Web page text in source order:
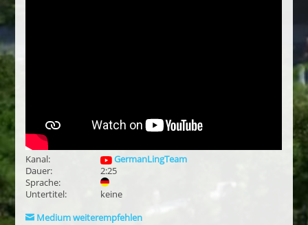
Kanal:
GermanLingTeam
Dauer:
2:25
Sprache:
Untertitel:
keine
Medium weiterempfehlen